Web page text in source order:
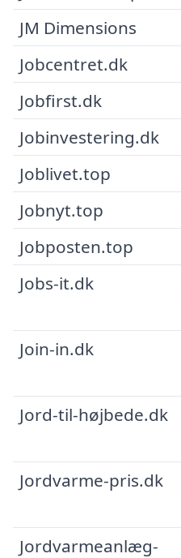
JM Dimensions
Jobcentret.dk
Jobfirst.dk
Jobinvestering.dk
Joblivet.top
Jobnyt.top
Jobposten.top
Jobs-it.dk
Join-in.dk
Jord-til-højbede.dk
Jordvarme-pris.dk
Jordvarmeanlæg-